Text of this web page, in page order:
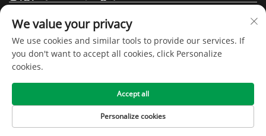
ထုတ်ကုန်များ
မူရင်းပိုင်ခွင့် © ၂၀၂၀ ခုနှစ်၊ ကျန်းဆူ စင်မေ အိမ်သုံးပစ္စည်းနည်းပညာ ကုမ္ပဏီလီမိ
တက် -လုံခြုံရေးမူဝါဒ
ပင်မစာမျက်နှာ ထုတ်ကုန်များ
ကျွန်ုပ်တို့အား ဆက်
ထိပ်
We value your privacy
We use cookies and similar tools to provide our services. If
you don't want to accept all cookies, click Personalize
cookies.
Personalize cookies
Accept all